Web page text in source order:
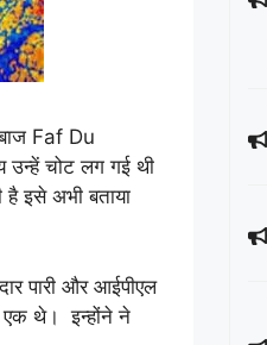
Faf Du
उन्हें चोट लग गई थी
इसे अभी बताया
पारी और आईपीएल
एक थे। इन्होंने ने